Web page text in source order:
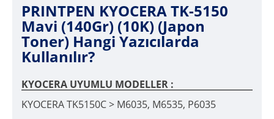
PRINTPEN KYOCERA TK-5150
Mavi (140Gr) (10K) (Japon
Toner) Hangi Yazıcılarda
Kullanılır?
KYOCERA UYUMLU MODELLER :
KYOCERA TK5150C > M6035, M6535, P6035